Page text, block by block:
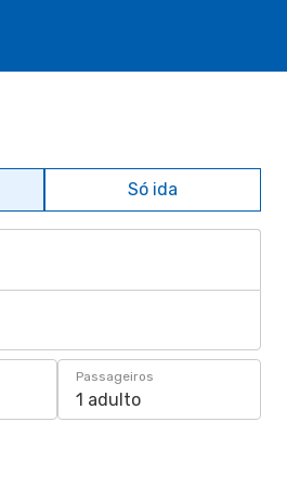
Só ida
Passageiros
1 adulto